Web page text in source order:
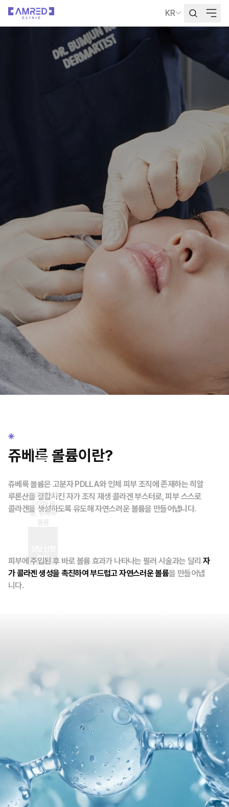
언어 선택
KR
쥬베
룩
부드럽지만
강력한 볼
륨, 쥬베룩
볼륨
하기
쥬베룩 볼륨이란?
쥬베룩 볼륨은 고분자 PDLLA와 인체 피부 조직에 존재하는 히알
루론산을 결합시킨 자가 조직 재생 콜라겐 부스터로, 피부 스스로
콜라겐을 생성하도록 유도해 자연스러운 볼륨을 만들어냅니다.
피부에 주입된 후 바로 볼륨 효과가 나타나는 필러 시술과는 달리 자
가 콜라겐 생성을 촉진하여 부드럽고 자연스러운 볼륨을 만들어냅
니다.